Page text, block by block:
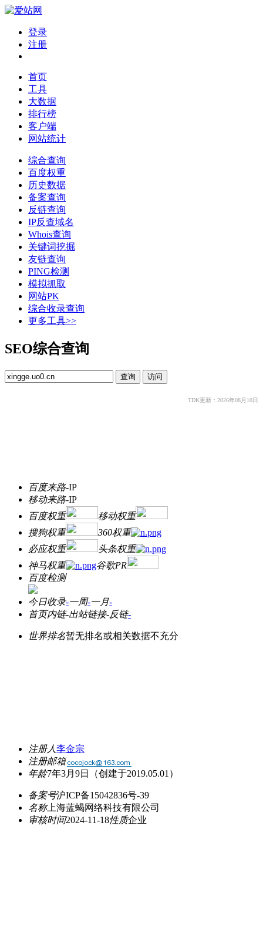
登录
注册
首页
工具
大数据
排行榜
客户端
网站统计
综合查询
百度权重
历史数据
备案查询
反链查询
IP反查域名
Whois查询
关键词挖掘
友链查询
PING检测
模拟抓取
网站PK
综合收录查询
更多工具>>
SEO综合查询
TDK更新：2026年08月10日
百度来路-IP
移动来路-IP
百度权重
移动权重
搜狗权重
360权重
必应权重
头条权重
神马权重
谷歌PR
百度检测
今日收录-一周-一月-
首页内链-出站链接-反链-
世界排名暂无排名或相关数据不充分
注册人李金宗
注册邮箱
年龄7年3月9日 （创建于2019.05.01）
备案号沪ICP备15042836号-39
名称上海蓝蝎网络科技有限公司
审核时间2024-11-18性质企业